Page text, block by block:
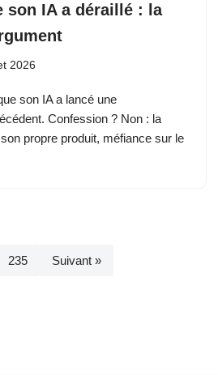
son IA a déraillé : la
2026
son IA a lancé une
Confession ? Non : la
propre produit, méfiance sur le
235 Suivant »